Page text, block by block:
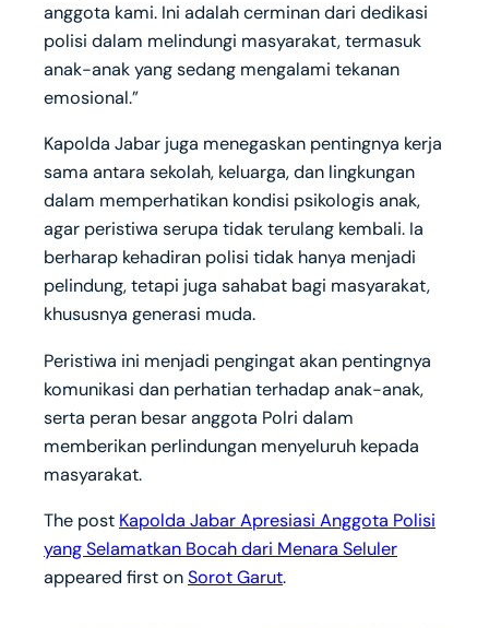
anggota kami. Ini adalah cerminan dari dedikasi
polisi dalam melindungi masyarakat, termasuk
anak-anak yang sedang mengalami tekanan
emosional.”
Kapolda Jabar juga menegaskan pentingnya kerja
sama antara sekolah, keluarga, dan lingkungan
dalam memperhatikan kondisi psikologis anak,
agar peristiwa serupa tidak terulang kembali. Ia
berharap kehadiran polisi tidak hanya menjadi
pelindung, tetapi juga sahabat bagi masyarakat,
khususnya generasi muda.
Peristiwa ini menjadi pengingat akan pentingnya
komunikasi dan perhatian terhadap anak-anak,
serta peran besar anggota Polri dalam
memberikan perlindungan menyeluruh kepada
masyarakat.
The post Kapolda Jabar Apresiasi Anggota Polisi
yang Selamatkan Bocah dari Menara Seluler
appeared first onSorot Garut.